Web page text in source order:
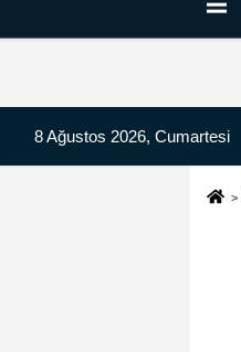
8 Ağustos 2026, Cumartesi